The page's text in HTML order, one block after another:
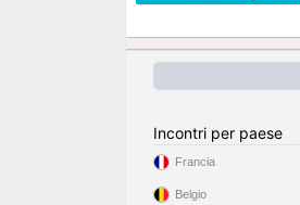
Incontri per paese
Francia
Belgio